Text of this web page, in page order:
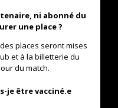
ni abonné du
une place ?
places seront mises
et à la billetterie du
du match.
je être vacciné.e